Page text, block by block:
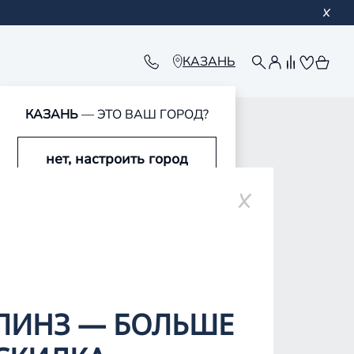
КАЗАНЬ
КАЗАНЬ— ЭТО ВАШ ГОРОД?
нет, настроить город
— БОЛЬШЕ